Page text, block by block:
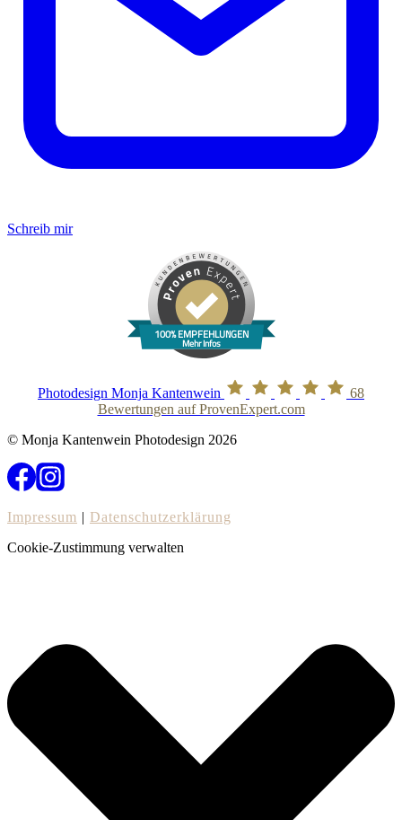
Schreib mir
100% EMPFEHLUNGEN
Mehr Infos
Photodesign Monja Kantenwein
68
Bewertungen auf ProvenExpert.com
© Monja Kantenwein Photodesign 2026
Impressum | Datenschutzerklärung
Cookie-Zustimmung verwalten